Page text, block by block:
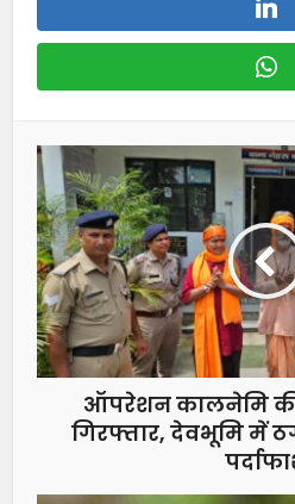
ऑपरेशन कालनेमि की
गिरफ्तार, देवभूमि में